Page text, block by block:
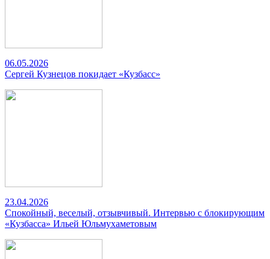
06.05.2026
Сергей Кузнецов покидает «Кузбасс»
23.04.2026
Спокойный, веселый, отзывчивый. Интервью с блокирующим
«Кузбасса» Ильей Юльмухаметовым